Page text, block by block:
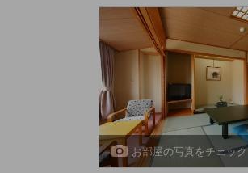
お部屋の写真をチェック